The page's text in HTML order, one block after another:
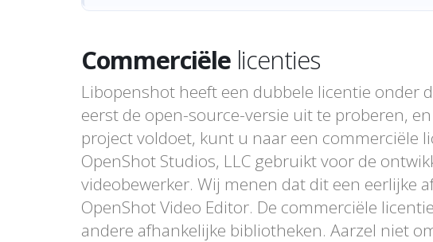
Commerciële licenties
Libopenshot heeft een dubbele licentie onder
eerst de open-source-versie uit te proberen,
project voldoet, kunt u naar een commerciële
OpenShot Studios, LLC gebruikt voor de
videobewerker. Wij menen dat dit een eerlijke
OpenShot Video Editor. De commerciële
andere afhankelijke bibliotheken. Aarzel niet